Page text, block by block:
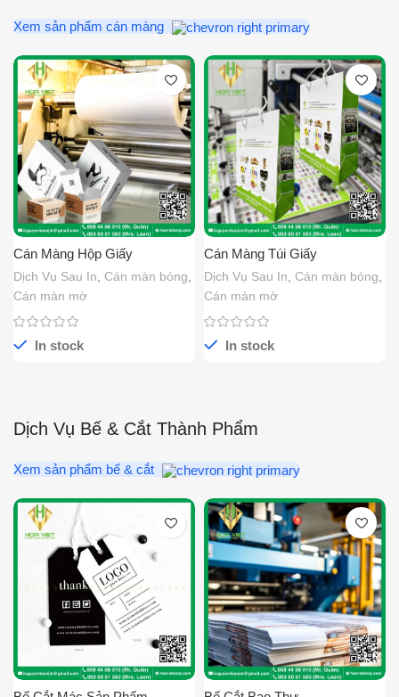
Xem sản phẩm cán màng
Cán Màng Hộp Giấy
Dịch Vụ Sau In Cán màn bóng
Cán màn mờ
In stock
Cán Màng Túi Giấy
Dịch Vụ Sau In Cán màn bóng
Cán màn mờ
In stock
Dịch Vụ Bế & Cắt Thành Phẩm
Xem sản phẩm bế & cắt